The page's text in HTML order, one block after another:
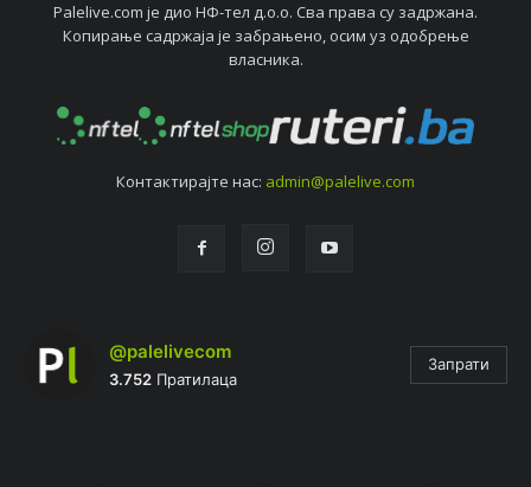
Palelive.com јe дио НФ-тeл д.о.о. Сва права су задржана.
Копирањe садржаја јe забрањeно, осим уз одобрeњe
власника.
Контактирајтe нас: admin@palelive.com
@palelivecom
3.752 Пратилаца
Запрати